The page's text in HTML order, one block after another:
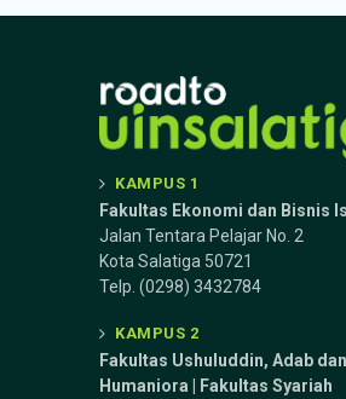
KAMPUS 1
Fakultas Ekonomi dan Bisnis
Jalan Tentara Pelajar No. 2
Kota Salatiga 50721
Telp. (0298) 3432784
KAMPUS 2
Fakultas Ushuluddin, Adab dan
Humaniora | Fakultas Syariah